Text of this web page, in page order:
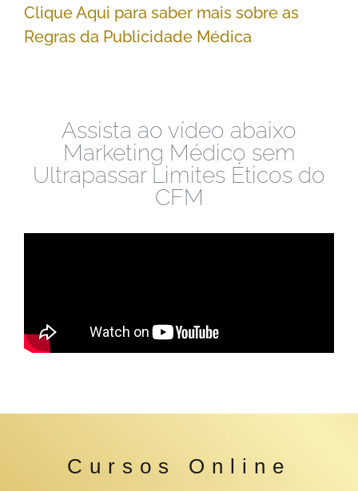
Clique Aqui para saber mais sobre as
Regras da Publicidade Médica
Assista ao vídeo abaixo
Marketing Médico sem
Ultrapassar Limites Éticos do
CFM
Cursos Online